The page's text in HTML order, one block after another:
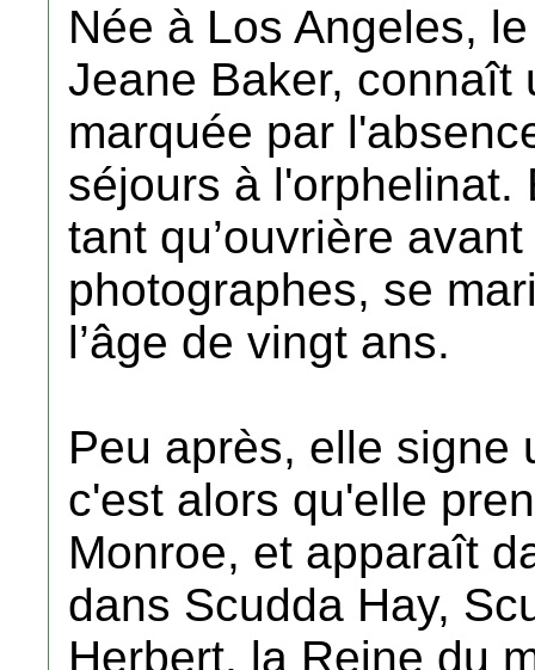
Née à Los Angeles,
Jeane Baker, connaît
marquée par
séjours à l'orphelinat.
tant qu’ouvrière
photographes, se
l’âge de vingt ans.
Peu après, elle signe
c'est alors qu'elle
Monroe, et apparaît
dans Scudda Hay,
Herbert, la Reine du